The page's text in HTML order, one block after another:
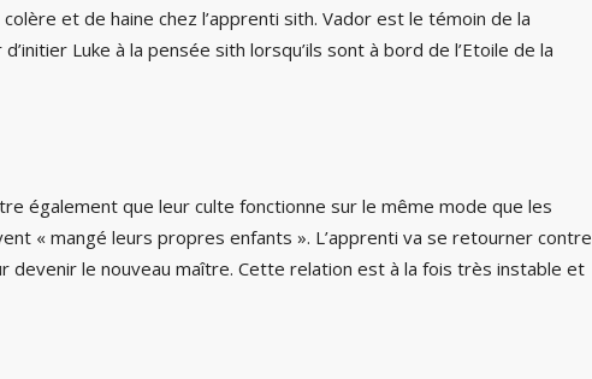
et de haine chez l’apprenti sith. Vador est le témoin de la
Luke à la pensée sith lorsqu’ils sont à bord de l’Etoile de la
également que leur culte fonctionne sur le même mode que les
« mangé leurs propres enfants ». L’apprenti va se retourner contre
devenir le nouveau maître. Cette relation est à la fois très instable et